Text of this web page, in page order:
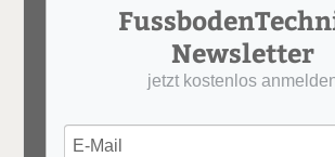
Newsletter
jetzt kostenlos